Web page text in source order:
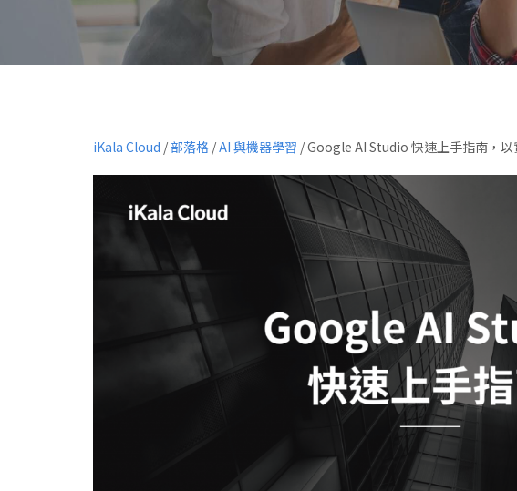
iKala Cloud /部落格 /AI 與機器學習 /Google AI Studio 快速上手指南，